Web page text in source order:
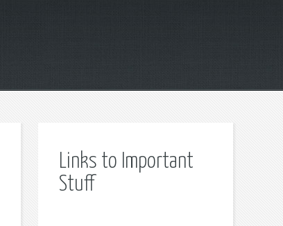
Links to Important
Stuff